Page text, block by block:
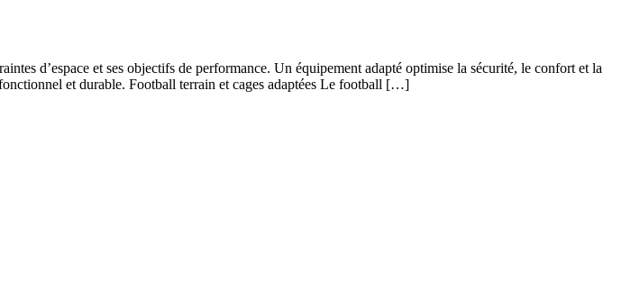
d’espace et ses objectifs de performance. Un équipement adapté optimise la sécurité, le confort et la
et durable. Football terrain et cages adaptées Le football […]